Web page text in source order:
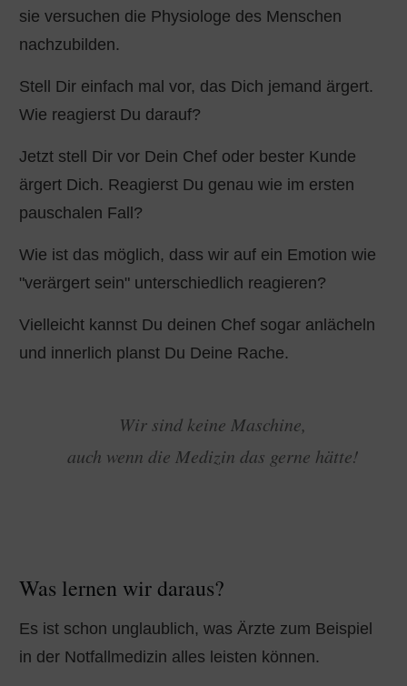
sie versuchen die Physiologe des Menschen
nachzubilden.
Stell Dir einfach mal vor, das Dich jemand ärgert.
Wie reagierst Du darauf?
Jetzt stell Dir vor Dein Chef oder bester Kunde
ärgert Dich. Reagierst Du genau wie im ersten
pauschalen Fall?
Wie ist das möglich, dass wir auf ein Emotion wie
"verärgert sein" unterschiedlich reagieren?
Vielleicht kannst Du deinen Chef sogar anlächeln
und innerlich planst Du Deine Rache.
Wir sind keine Maschine,
auch wenn die Medizin das gerne hätte!
Was lernen wir daraus?
Es ist schon unglaublich, was Ärzte zum Beispiel
in der Notfallmedizin alles leisten können.